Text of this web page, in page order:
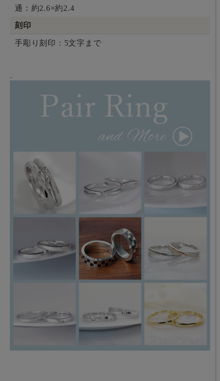
通：約2.6×約2.4
刻印
手彫り刻印：5文字まで